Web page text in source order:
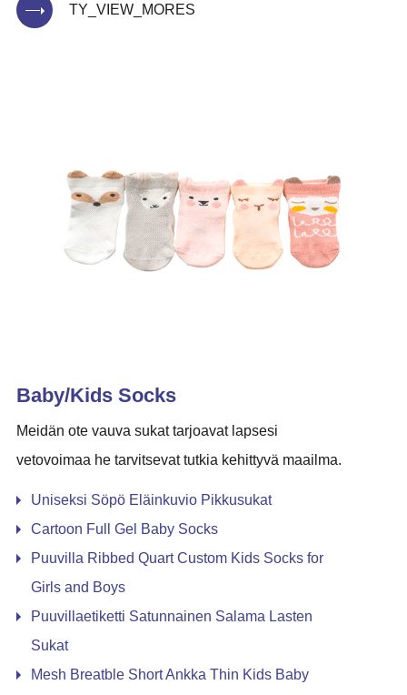
TY_VIEW_MORES
Baby/Kids Socks
Meidän ote vauva sukat tarjoavat lapsesi
vetovoimaa he tarvitsevat tutkia kehittyvä maailma.
Uniseksi Söpö Eläinkuvio Pikkusukat
Cartoon Full Gel Baby Socks
Puuvilla Ribbed Quart Custom Kids Socks for
Girls and Boys
Puuvillaetiketti Satunnainen Salama Lasten
Sukat
Mesh Breatble Short Ankka Thin Kids Baby